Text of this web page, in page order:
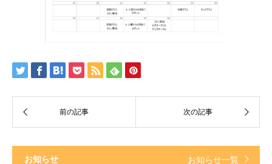
お知らせ お知らせ一覧